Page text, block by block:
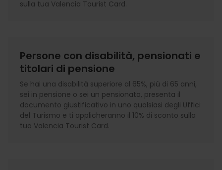
sulla tua Valencia Tourist Card.
Persone con disabilità, pensionati e
titolari di pensione
Se hai una disabilità superiore al 65%, più di 65 anni,
sei in pensione o sei un pensionato, presenta il
documento giustificativo in uno qualsiasi degli Uffici
del Turismo e ti applicheranno il 10% di sconto sulla
tua Valencia Tourist Card.